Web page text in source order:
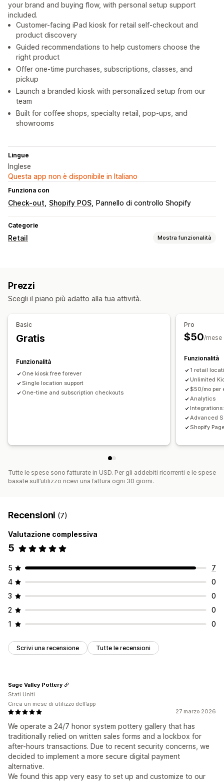
your brand and buying flow, with personal setup support
included.
Customer-facing iPad kiosk for retail self-checkout and
product discovery
Guided recommendations to help customers choose the
right product
Offer one-time purchases, subscriptions, classes, and
pickup
Launch a branded kiosk with personalized setup from our
team
Built for coffee shops, specialty retail, pop-ups, and
showrooms
Lingue
Inglese
Questa app non è disponibile in Italiano
Funziona con
Check-out Shopify POS Pannello di controllo Shopify
Categorie
Retail Mostra funzionalità
Gestione dello staff
Portale self-service
Prezzi
Scegli il piano più adatto alla tua attività.
Basic
Gratis
Funzionalità
One kiosk free forever
Single location support
One-time and subscription checkouts
Pro
$50/mese
Funzionalità
1 retail
Unlimited
$50/mo per
Analytics
Advanced
Shopify
Tutte le spese sono fatturate in USD. Per gli addebiti ricorrenti e le spese
basate sull’utilizzo ricevi una fattura ogni 30 giorni.
Recensioni (7)
Valutazione complessiva
5
5
7
4
0
3
0
2
0
1
0
Scrivi una recensione Tutte le recensioni
27 marzo 2026
We operate a 24/7 honor system pottery gallery that has
traditionally relied on written sales forms and a lockbox for
after-hours transactions. Due to recent security concerns, we
decided to implement a more secure digital payment
alternative.
We found this app very easy to set up and customize to our
Sage Valley Pottery
Stati Uniti
Circa un mese di utilizzo dell’app